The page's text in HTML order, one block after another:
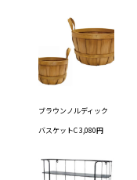
ブラウンノルディック
バスケットC 3,080円